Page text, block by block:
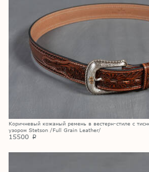
Коричневый кожаный ремень в вестерн-стиле с
узором Stetson /Full Grain Leather/
15500 p